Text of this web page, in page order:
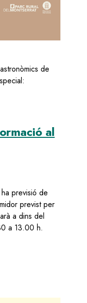
de
al
previsió de
previst per
a dins del
a 13.00 h.